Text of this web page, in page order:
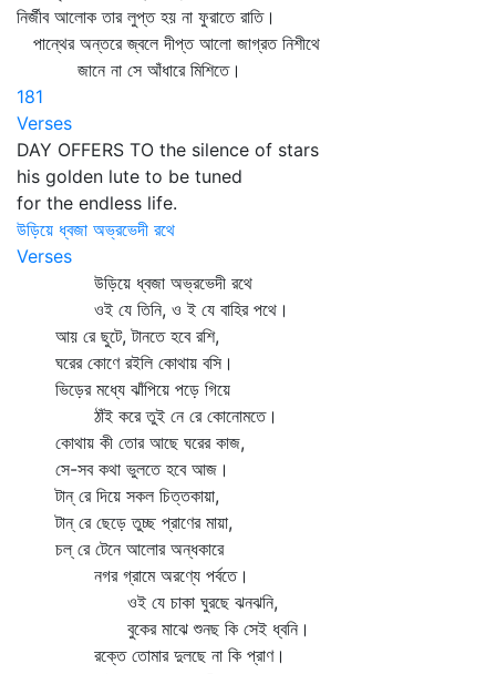
নির্জীব আলোক তার লুপ্ত হয় না ফুরাতে রাতি।
পান্থের অন্তরে জ্বলে দীপ্ত আলো জাগ্রত নিশীথে
জানে না সে আঁধারে মিশিতে।
181
Verses
DAY OFFERS TO the silence of stars
his golden lute to be tuned
for the endless life.
উড়িয়ে ধ্বজা অভ্রভেদী রথে
Verses
উড়িয়ে ধ্বজা অভ্রভেদী রথে
ওই যে তিনি, ও ই যে বাহির পথে।
আয় রে ছুটে, টানতে হবে রশি,
ঘরের কোণে রইলি কোথায় বসি।
ভিড়ের মধ্যে ঝাঁপিয়ে পড়ে গিয়ে
ঠাঁই করে তুই নে রে কোনোমতে।
কোথায় কী তোর আছে ঘরের কাজ,
সে-সব কথা ভুলতে হবে আজ।
টান্‌ রে দিয়ে সকল চিত্তকায়া,
টান্‌ রে ছেড়ে তুচ্ছ প্রাণের মায়া,
চল্‌ রে টেনে আলোর অন্ধকারে
নগর গ্রামে অরণ্যে পর্বতে।
ওই যে চাকা ঘুরছে ঝনঝনি,
বুকের মাঝে শুনছ কি সেই ধ্বনি।
রক্তে তোমার দুলছে না কি প্রাণ।